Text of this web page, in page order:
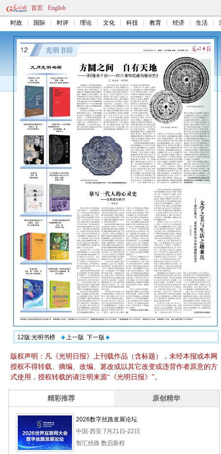
首页 English
时政 国际 时评 理论 文化 科技 教育 经济 生活
12版:光明书榜 上一版 下一版
版权声明：凡《光明日报》上刊载作品（含标题），未经本报或本网
授权不得转载、摘编、改编、篡改或以其它改变或违背作者原意的方
式使用，授权转载的请注明来源“《光明日报》”。